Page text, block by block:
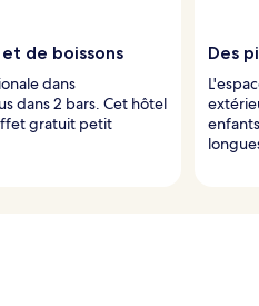
de boissons
dans
dans 2 bars. Cet hôtel
gratuit petit
Des